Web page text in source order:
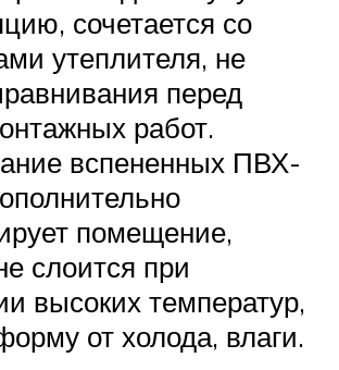
сочетается со
утеплителя, не
перед
работ.
вспененных ПВХ-
помещение,
слоится при
высоких температур,
от холода, влаги.